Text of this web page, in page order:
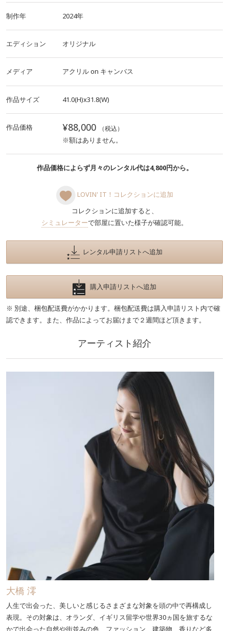
制作年 2024年
エディション オリジナル
メディア アクリルon キャンバス
作品サイズ 41.0(H)x31.8(W)
作品価格 ¥88,000 （税込）
※額はありません。
作品価格によらず月々のレンタル代は4,800円から。
LOVIN' IT！コレクションに追加
コレクションに追加すると、
シミュレーターで部屋に置いた様子が確認可能。
レンタル申請リストへ追加
購入申請リストへ追加
※ 別途、梱包配送費がかかります。梱包配送費は購入申請リスト内で確
認できます。また、作品によってお届けまで２週間ほど頂きます。
アーティスト紹介
大橋 澪
人生で出会った、美しいと感じるさまざまな対象を頭の中で再構成し
表現。その対象は、オランダ、イギリス留学や世界30ヵ国を旅するな
かで出会った自然や街並みの色、ファッション、建築物、香りなど多